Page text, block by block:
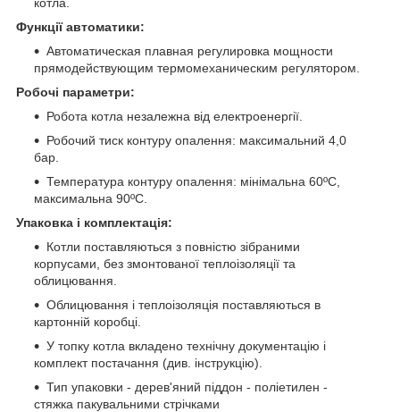
Функції автоматики:
Автоматическая плавная регулировка мощности
прямодействующим термомеханическим регулятором.
Робочі параметри:
Робота котла незалежна від електроенергії.
Робочий тиск контуру опалення: максимальний 4,0
бар.
Температура контуру опалення: мінімальна 60ºC,
максимальна 90ºC.
Упаковка і комплектація:
Котли поставляються з повністю зібраними
корпусами, без змонтованої теплоізоляції та
облицювання.
Облицювання і теплоізоляція поставляються в
картонній коробці.
У топку котла вкладено технічну документацію і
комплект постачання (див. інструкцію).
Тип упаковки - дерев'яний піддон - поліетилен -
стяжка пакувальними стрічками